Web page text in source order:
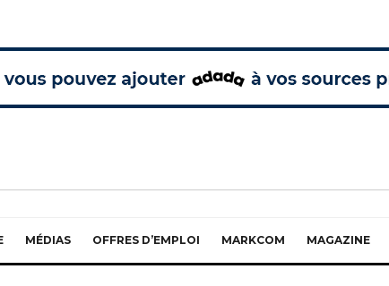
MÉDIAS OFFRES D’EMPLOI MARKCOM MAGAZINE